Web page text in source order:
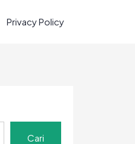
Privacy Policy
Cari